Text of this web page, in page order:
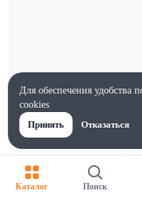
Характеристики
Ширина, мм
Каталог Поиск
Для обеспечения удобства
cookies
Принять
Отказаться